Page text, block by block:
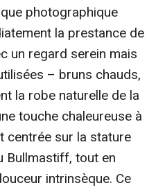
photographique
la prestance de
un regard serein mais
– bruns chauds,
la robe naturelle de la
touche chaleureuse à
centrée sur la stature
Bullmastiff, tout en
intrinsèque. Ce